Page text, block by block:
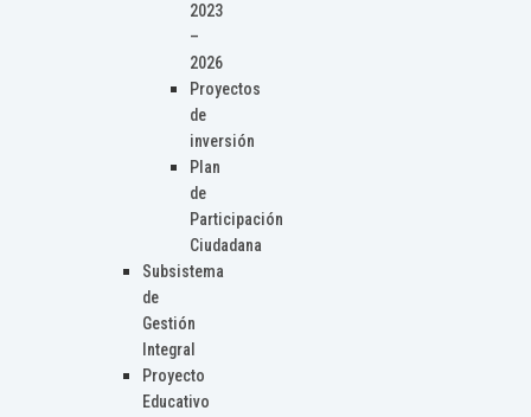
2023
–
2026
Proyectos
de
inversión
Plan
de
Participación
Ciudadana
Subsistema
de
Gestión
Integral
Proyecto
Educativo